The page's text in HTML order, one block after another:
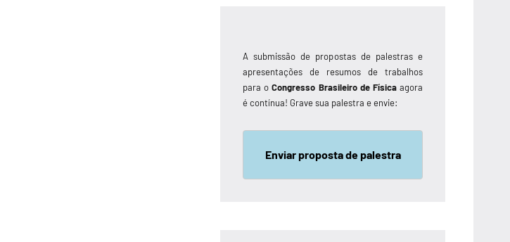
A submissão de propostas de palestras e
apresentações de resumos de trabalhos
para oCongresso Brasileiro de Físicaagora
é contínua! Grave sua palestra e envie:
Enviar proposta de palestra